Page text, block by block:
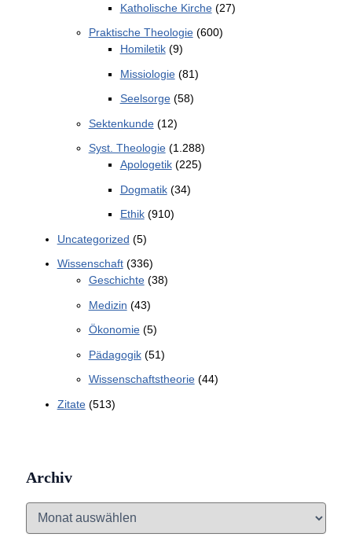
Katholische Kirche(27)
Praktische Theologie(600)
Homiletik(9)
Missiologie(81)
Seelsorge(58)
Sektenkunde(12)
Syst. Theologie(1.288)
Apologetik(225)
Dogmatik(34)
Ethik(910)
Uncategorized (5)
Wissenschaft(336)
Geschichte(38)
Medizin (43)
Ökonomie(5)
Pädagogik(51)
Wissenschaftstheorie(44)
Zitate(513)
Archiv